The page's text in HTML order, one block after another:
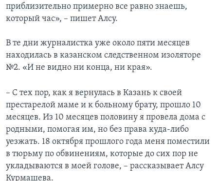
приблизительно примерно все равно знаешь,
который час», – пишет Алсу.
В те дни журналистка уже около пяти месяцев
находилась в казанском следственном изоляторе
№2. «И не видно ни конца, ни края».
– С тех пор, как я вернулась в Казань к своей
престарелой маме и к больному брату, прошло 10
месяцев. Из 10 месяцев половину я провела дома с
родными, помогая им, но без права куда-либо
уезжать. 18 октября прошлого года меня поместили
в тюрьму по обвинениям, которые до сих пор не
укладываются в моей голове, – рассказывает Алсу
Курмашева.